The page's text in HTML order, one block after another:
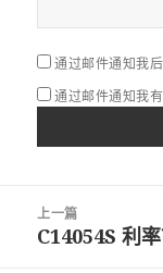
通过邮件通知我
通过邮件通知我
上一篇
上
C14054S 利